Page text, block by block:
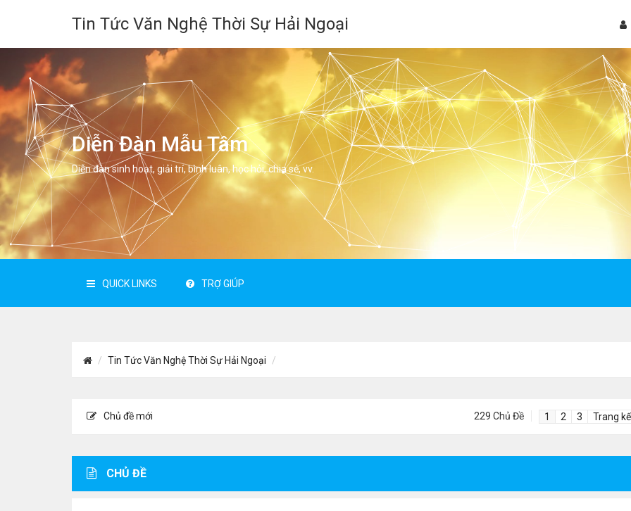
Tin Tức Văn Nghệ Thời Sự Hải Ngoại
Diễn Đàn Mẫu Tâm
Diễn đàn sinh hoạt, giải trí, bình luân, học hỏi, chia sẻ, vv.
QUICK LINKS TRỢ GIÚP
Tin Tức Văn Nghệ Thời Sự Hải Ngoại
Chủ đề mới 229 Chủ Đề 1 2 3 Trang
CHỦ ĐỀ